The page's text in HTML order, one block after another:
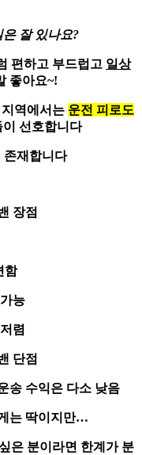
잘 있나요?
편하고 부드럽고 일상
좋아요~!
역에서는 운전 피로도
이 선호합니다
존재합니다
장점
함
능
렴
단점
송 수익은 다소 낮음
는 딱이지만…
은 분이라면 한계가 분